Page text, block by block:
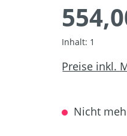
Inhalt: 1
Preise inkl.
Nicht